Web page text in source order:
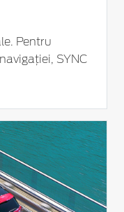
Pentru
SYNC